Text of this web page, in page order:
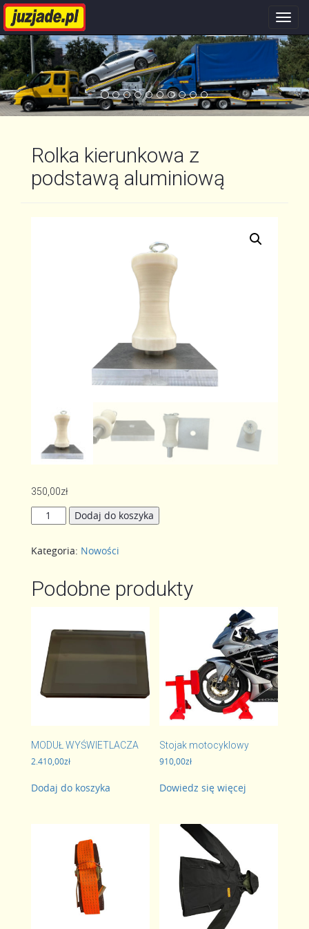
Rolka kierunkowa z
podstawą aluminiową
350,00zł
ilość
Rolka
z
aluminiową
Dodaj do koszyka
Kategoria: Nowości
Podobne produkty
MODUŁ WYŚWIETLACZA
2.410,00zł
Dodaj do koszyka
Stojak motocyklowy
910,00zł
Dowiedz się więcej